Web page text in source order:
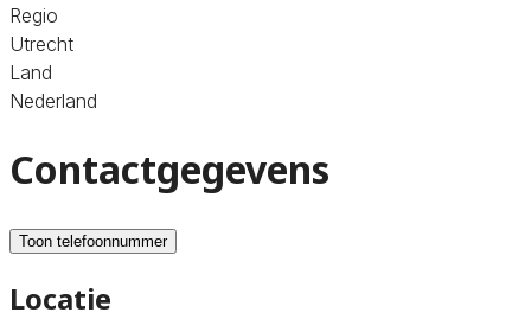
Regio
Utrecht
Land
Nederland
Contactgegevens
Toon telefoonnummer
Locatie